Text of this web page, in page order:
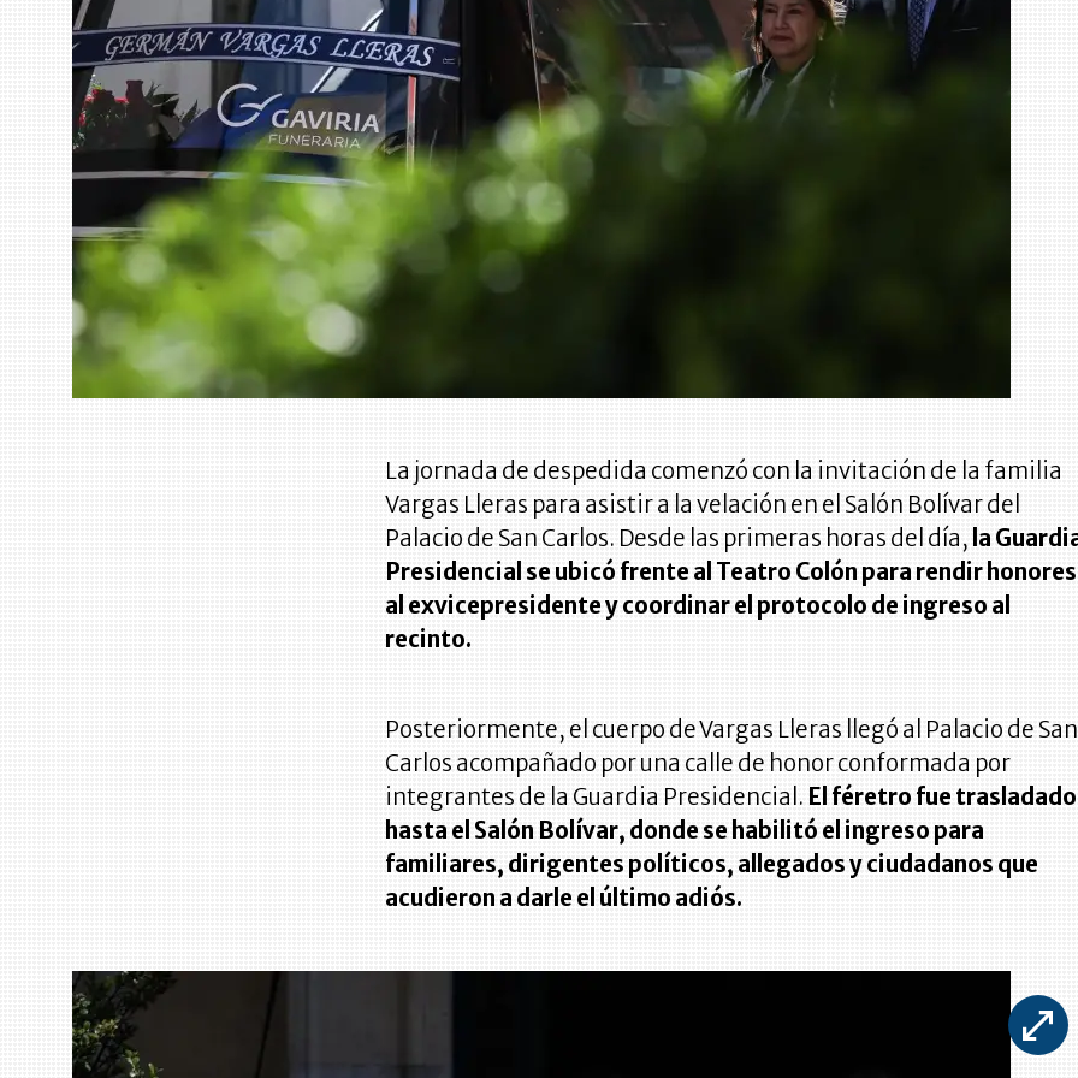
La jornada de despedida comenzó con la invitación de la familia
Vargas Lleras para asistir a la velación en el Salón Bolívar del
Palacio de San Carlos. Desde las primeras horas del día, la
Presidencial se ubicó frente al Teatro Colón para rendir honores
al exvicepresidente y coordinar el protocolo de ingreso al
recinto.
Posteriormente, el cuerpo de Vargas Lleras llegó al Palacio de San
Carlos acompañado por una calle de honor conformada por
integrantes de la Guardia Presidencial. El féretro fue trasladado
hasta el Salón Bolívar, donde se habilitó el ingreso para
familiares, dirigentes políticos, allegados y ciudadanos que
acudieron a darle el último adiós.